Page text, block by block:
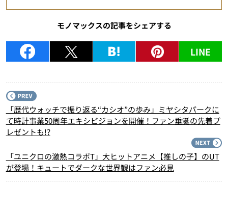
モノマックスの記事をシェアする
LINE
「歴代ウォッチで振り返る“カシオ”の歩み」ミヤシタパークに
て時計事業50周年エキシビジョンを開催！ファン垂涎の先着プ
レゼントも!?
「ユニクロの激熱コラボT」大ヒットアニメ【推しの子】のUT
が登場！キュートでダークな世界観はファン必見